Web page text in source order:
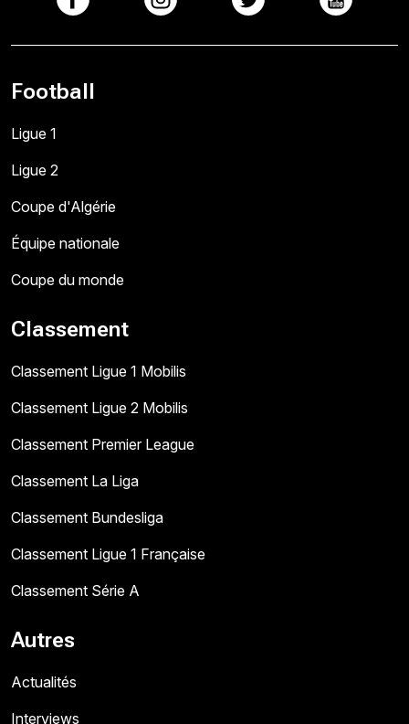
Football
Ligue 1
Ligue 2
Coupe d'Algérie
Équipe nationale
Coupe du monde
Classement
Classement Ligue 1 Mobilis
Classement Ligue 2 Mobilis
Classement Premier League
Classement La Liga
Classement Bundesliga
Classement Ligue 1 Française
Classement Série A
Autres
Actualités
Interviews